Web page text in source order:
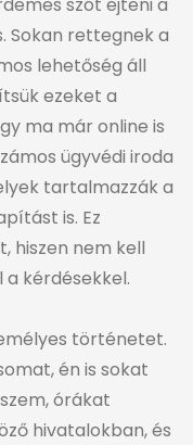
szót ejteni a
Sokan rettegnek a
lehetőség áll
ezeket a
ma már online is
ügyvédi iroda
tartalmazzák a
is. Ez
hiszen nem kell
kérdésekkel.
történetet.
én is sokat
órákat
hivatalokban, és